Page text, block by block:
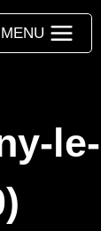
MENU
le-